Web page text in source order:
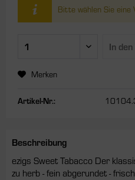
Bitte wählen Sie eine
In den
Merken
Artikel-Nr.:
Beschreibung
ezigs Sweet Tabacco Der
zu herb - fein abgerundet -